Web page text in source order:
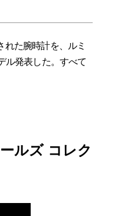
た腕時計を、ルミ
ル発表した。すべて
ルズ コレク